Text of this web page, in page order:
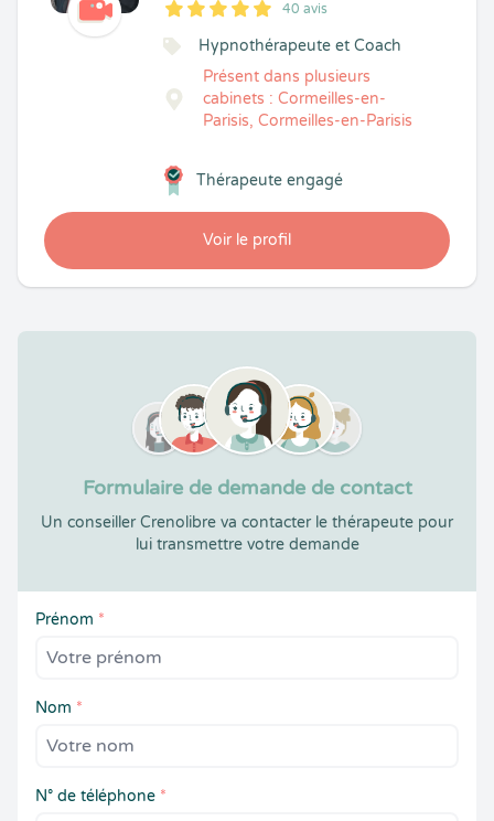
5
1
5
40 40 avis
Hypnothérapeute et Coach
Présent dans plusieurs
cabinets : Cormeilles-en-
Parisis, Cormeilles-en-Parisis
Voir le profil
Thérapeute engagé
Formulaire de demande de contact
Un conseiller Crenolibre va contacter le thérapeute pour
lui transmettre votre demande
Prénom *
Nom *
N° de téléphone *